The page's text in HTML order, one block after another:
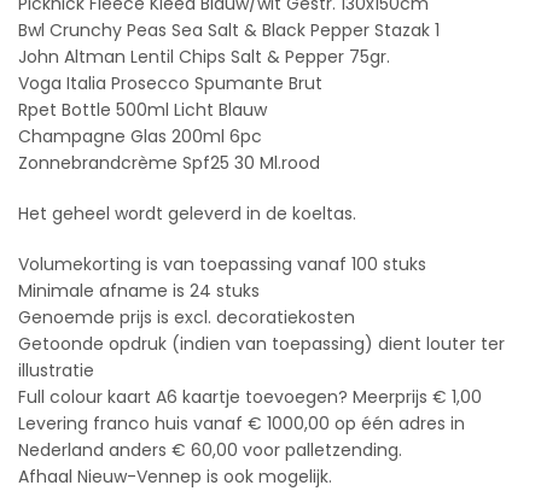
Bwl Crunchy Peas Sea Salt & Black Pepper Stazak 1
John Altman Lentil Chips Salt & Pepper 75gr.
Voga Italia Prosecco Spumante Brut
Rpet Bottle 500ml Licht Blauw
Champagne Glas 200ml 6pc
Zonnebrandcrème Spf25 30 Ml.rood
Het geheel wordt geleverd in de koeltas.
Volumekorting is van toepassing vanaf 100 stuks
Minimale afname is 24 stuks
Genoemde prijs is excl. decoratiekosten
Getoonde opdruk (indien van toepassing) dient louter ter
illustratie
Full colour kaart A6 kaartje toevoegen? Meerprijs € 1,00
Levering franco huis vanaf € 1000,00 op één adres in
Nederland anders € 60,00 voor palletzending.
Afhaal Nieuw-Vennep is ook mogelijk.